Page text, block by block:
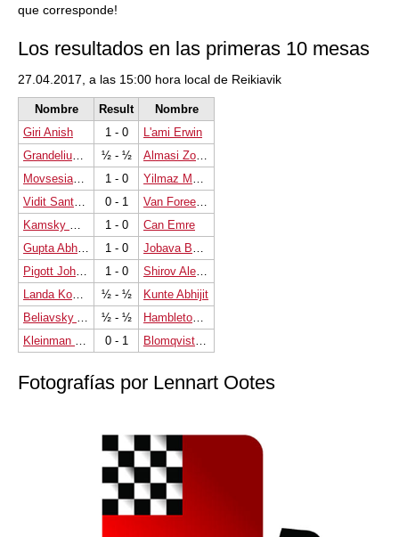
que corresponde!
Los resultados en las primeras 10 mesas
27.04.2017, a las 15:00 hora local de Reikiavik
Nombre Result
Nombre
Giri Anish
1 - 0
L'ami Erwin
Grandelius Nils
½ - ½
Almasi Zoltan
Movsesian Sergei
1 - 0
Yilmaz Mustafa
Vidit Santosh Gujrathi
0 - 1
Van Foreest Jorden
Kamsky Gata
1 - 0
Can Emre
Gupta Abhijeet
1 - 0
Jobava Baadur
Pigott John C
1 - 0
Shirov Alexei
Landa Konstantin
½ - ½
Kunte Abhijit
Beliavsky Alexander G
½ - ½
Hambleton Aman
Kleinman Michael
0 - 1 Blomqvist Erik
Fotografías por Lennart Ootes